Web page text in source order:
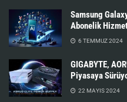
Samsung
Abonelik
6 TEMMUZ 2024
GIGABYTE,
Piyasaya
22 MAYIS 2024